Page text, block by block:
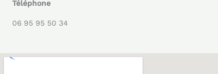
Téléphone
06 95 95 50 34